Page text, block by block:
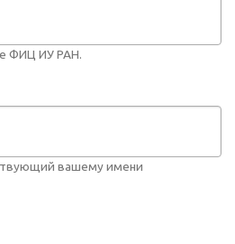
ФИЦ ИУ РАН.
вашему имени